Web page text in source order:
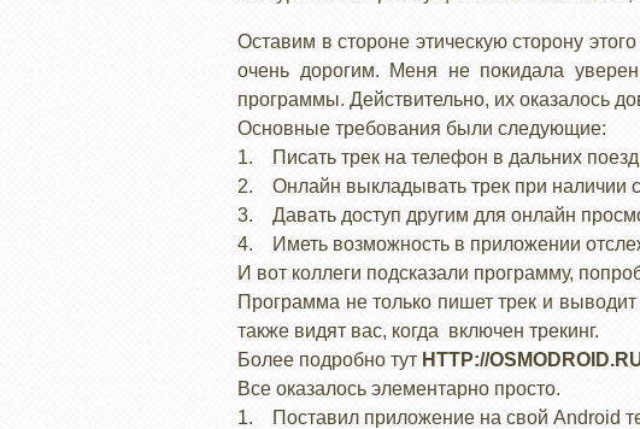
Оставим в стороне этическую сторону
очень дорогим. Меня не покидала
программы. Действительно, их оказалось
Основные требования были следующие:
1. Писать трек на телефон в дальних
2. Онлайн выкладывать трек при наличии
3. Давать доступ другим для онлайн
4. Иметь возможность в приложении
И вот коллеги подсказали программу,
Программа не только пишет трек и выводит
также видят вас, когда включен трекинг.
Более подробно тут HTTP://
Все оказалось элементарно просто.
1. Поставил приложение на свой Android